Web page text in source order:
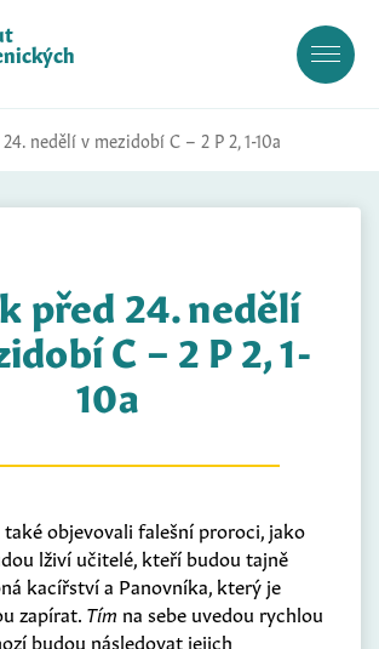
nedělí v mezidobí C – 2 P 2, 1-10a
před 24. nedělí
C – 2 P 2, 1-
10a
také objevovali falešní proroci, jako
lživí učitelé, kteří budou tajně
kacířství a Panovníka, který je
zapírat. Tím na sebe uvedou rychlou
budou následovat jejich